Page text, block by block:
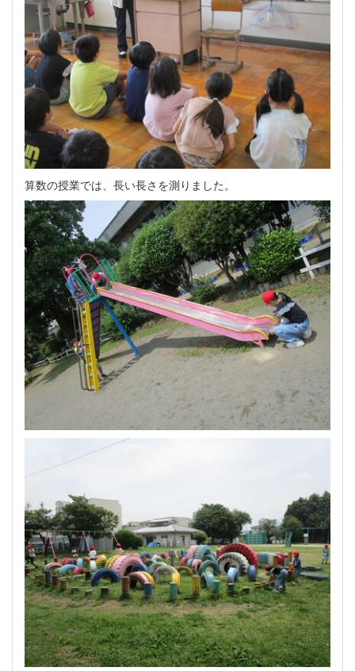
算数の授業では、長い長さを測りました。